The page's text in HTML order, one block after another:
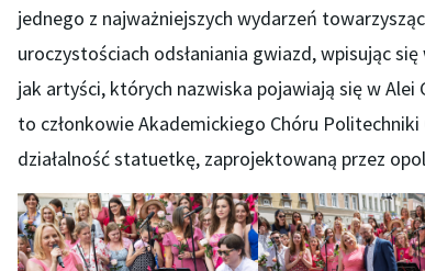
jednego z najważniejszych wydarzeń
uroczystościach odsłaniania gwiazd, wpisując
jak artyści, których nazwiska pojawiają się w
to członkowie Akademickiego Chóru
działalność statuetkę, zaprojektowaną przez